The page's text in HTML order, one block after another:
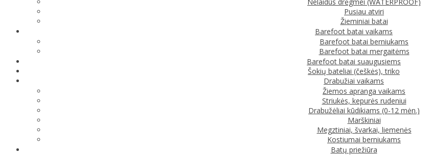
Pusiau atviri
Žieminiai batai
Barefoot batai vaikams
Barefoot batai berniukams
Barefoot batai mergaitėms
Barefoot batai suaugusiems
Šokių bateliai (češkės), triko
Drabužiai vaikams
Žiemos apranga vaikams
Striukės, kepurės rudeniui
Drabužėliai kūdikiams (0-12 mėn.)
Marškiniai
Megztiniai, švarkai, liemenės
Kostiumai berniukams
Batų priežiūra